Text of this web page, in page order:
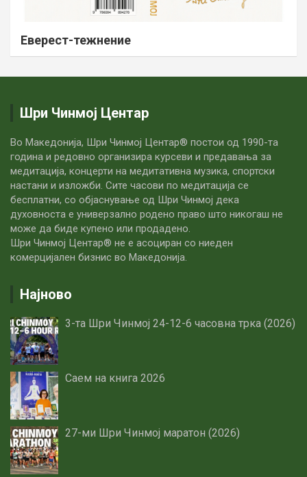
Еверест-тежнение
Шри Чинмој Центар
Во Македонија, Шри Чинмој Центар® постои од 1990-та
година и редовно организира курсеви и предавања за
медитација, концерти на медитативна музика, спортски
настани и изложби. Сите часови по медитацијa се
бесплатни, со објаснување од Шри Чинмој дека
духовноста е универзално родено право што никогаш не
може да биде купено или продадено.
Шри Чинмој Центар® не е асоциран со ниеден
комерцијален бизнис во Македонија.
Најново
3-та Шри Чинмој 24-12-6 часовна трка (2026)
Саем на книга 2026
27-ми Шри Чинмој маратон (2026)